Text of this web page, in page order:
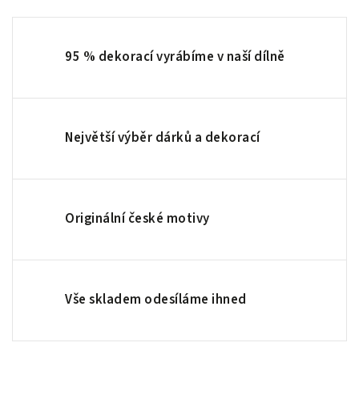
95 % dekorací vyrábíme v naší dílně
Největší výběr dárků a dekorací
Originální české motivy
Vše skladem odesíláme ihned